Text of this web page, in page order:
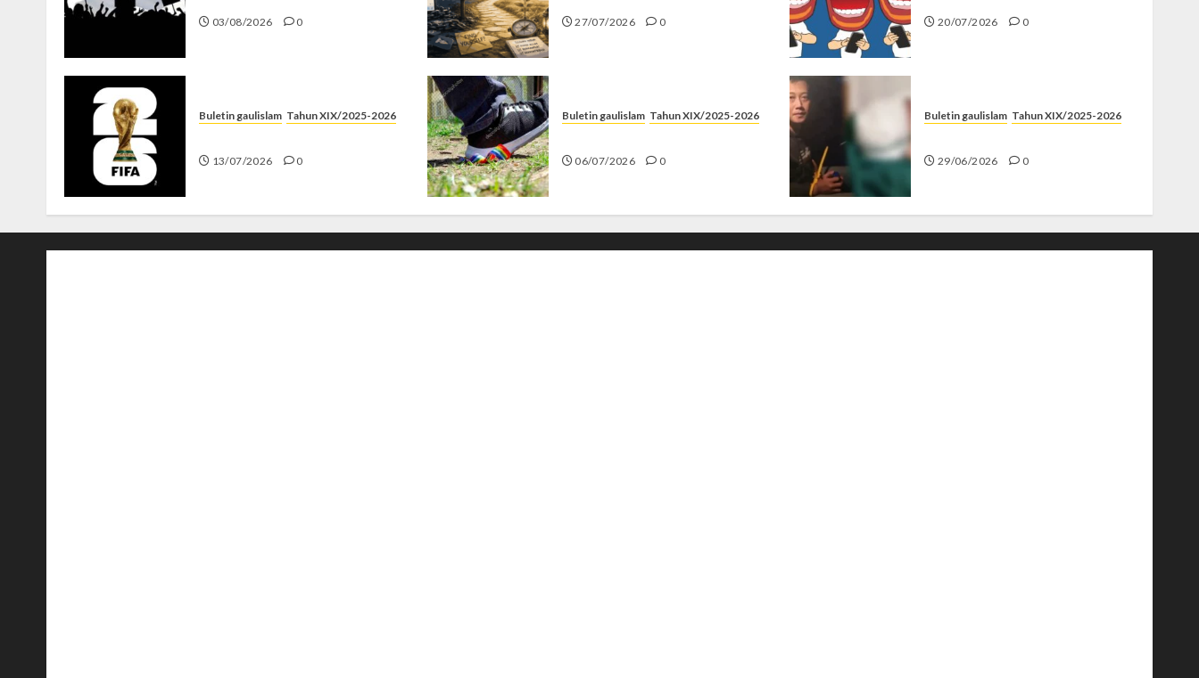
03/08/2026 0 27/07/2026 0 20/07/2026 0
Buletin gaulislam Tahun XIX/2025-2026
13/07/2026 0
Buletin gaulislam Tahun XIX/2025-2026
06/07/2026 0
Buletin gaulislam Tahun XIX/2025-2026
29/06/2026 0